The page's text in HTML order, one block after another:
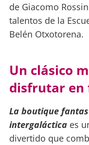
de Giacomo
talentos de la
Belén Otxotorena.
Un clásico
disfrutar en
La boutique
intergalácticaes
divertido que